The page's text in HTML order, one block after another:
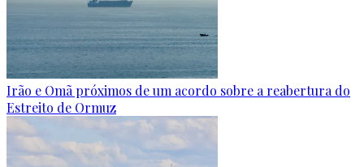
Irão e Omã próximos de um acordo sobre a reabertura do
Estreito de Ormuz